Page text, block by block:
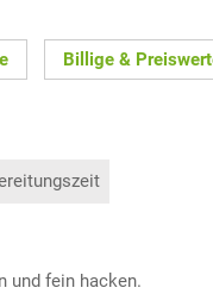
Billige &
und fein hacken.